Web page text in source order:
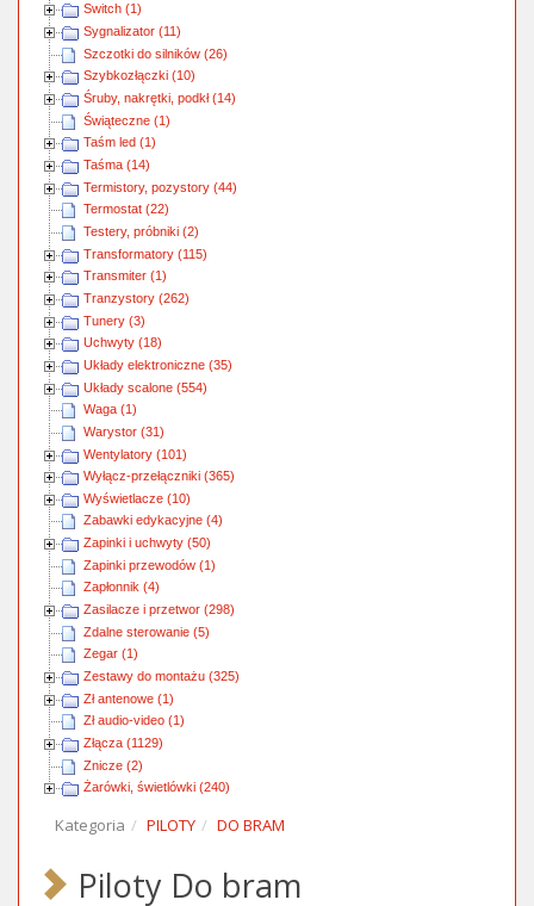
Switch (1)
Sygnalizator (11)
Szczotki do silników (26)
Szybkozłączki (10)
Śruby, nakrętki, podkł (14)
Świąteczne (1)
Taśm led (1)
Taśma (14)
Termistory, pozystory (44)
Termostat (22)
Testery, próbniki (2)
Transformatory (115)
Transmiter (1)
Tranzystory (262)
Tunery (3)
Uchwyty (18)
Układy elektroniczne (35)
Układy scalone (554)
Waga (1)
Warystor (31)
Wentylatory (101)
Wyłącz-przełączniki (365)
Wyświetlacze (10)
Zabawki edykacyjne (4)
Zapinki i uchwyty (50)
Zapinki przewodów (1)
Zapłonnik (4)
Zasilacze i przetwor (298)
Zdalne sterowanie (5)
Zegar (1)
Zestawy do montażu (325)
Zł antenowe (1)
Zł audio-video (1)
Złącza (1129)
Znicze (2)
Żarówki, świetlówki (240)
Kategoria PILOTY DO BRAM
Piloty Do bram